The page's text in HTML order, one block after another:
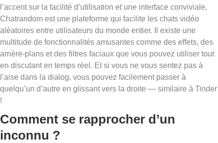
l’accent sur la facilité d’utilisation et une interface conviviale.
Chatrandom est une plateforme qui facilite les chats vidéo
aléatoires entre utilisateurs du monde entier. Il existe une
multitude de fonctionnalités amusantes comme des effets, des
arrière-plans et des filtres faciaux que vous pouvez utiliser tout
en discutant en temps réel. Et si vous ne vous sentez pas à
l’aise dans la dialog, vous pouvez facilement passer à
quelqu’un d’autre en glissant vers la droite — similaire à Tinder
!
Comment se rapprocher d’un
inconnu ?